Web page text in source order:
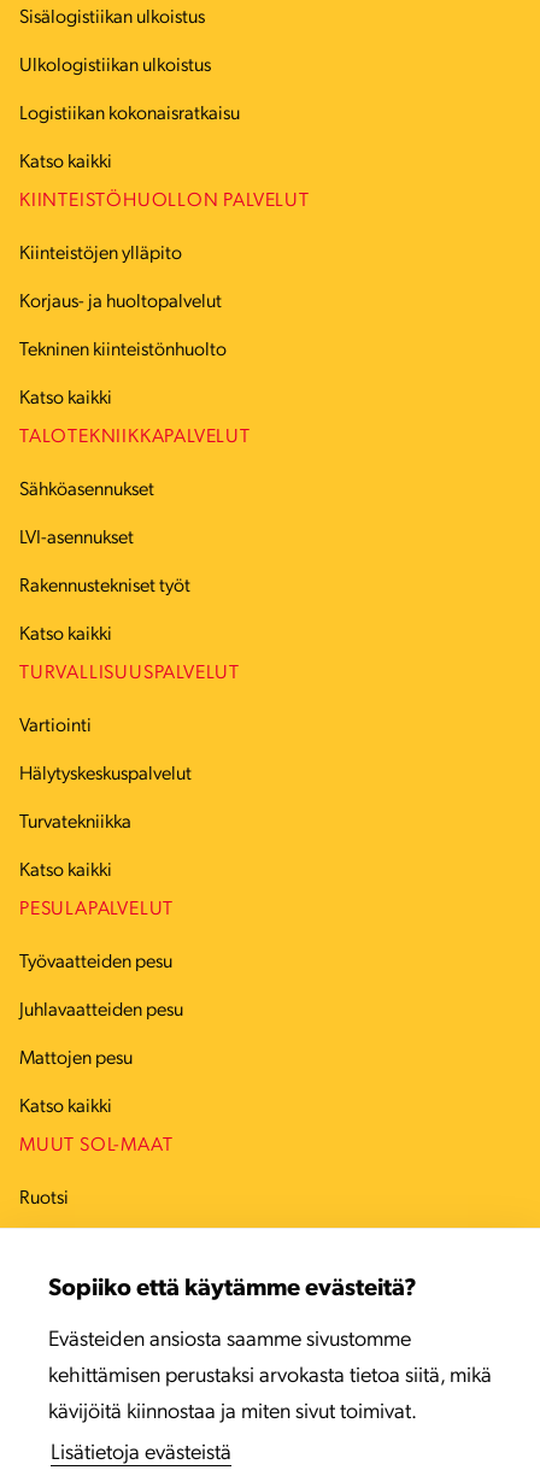
Sopiiko että käytämme evästeitä?
Evästeiden ansiosta saamme sivustomme
kehittämisen perustaksi arvokasta tietoa siitä, mikä
kävijöitä kiinnostaa ja miten sivut toimivat.
Lisätietoja evästeistä
Sisälogistiikan ulkoistus
Ulkologistiikan ulkoistus
Logistiikan kokonaisratkaisu
Katso kaikki
KIINTEISTÖHUOLLON PALVELUT
Kiinteistöjen ylläpito
Korjaus- ja huoltopalvelut
Tekninen kiinteistönhuolto
Katso kaikki
TALOTEKNIIKKAPALVELUT
Sähköasennukset
LVI-asennukset
Rakennustekniset työt
Katso kaikki
TURVALLISUUSPALVELUT
Vartiointi
Hälytyskeskuspalvelut
Turvatekniikka
Katso kaikki
PESULAPALVELUT
Työvaatteiden pesu
Juhlavaatteiden pesu
Mattojen pesu
Katso kaikki
MUUT SOL-MAAT
Ruotsi
Viro
Latvia